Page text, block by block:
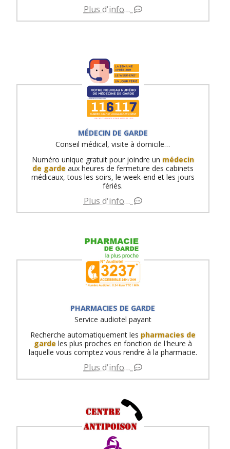
Plus d'info…
MÉDECIN DE GARDE
Conseil médical, visite à domicile…
Numéro unique gratuit pour joindre un médecin
de garde aux heures de fermeture des cabinets
médicaux, tous les soirs, le week-end et les jours
fériés.
Plus d'info…
PHARMACIES DE GARDE
Service audiotel payant
Recherche automatiquement les pharmacies de
garde les plus proches en fonction de l'heure à
laquelle vous comptez vous rendre à la pharmacie.
Plus d'info…